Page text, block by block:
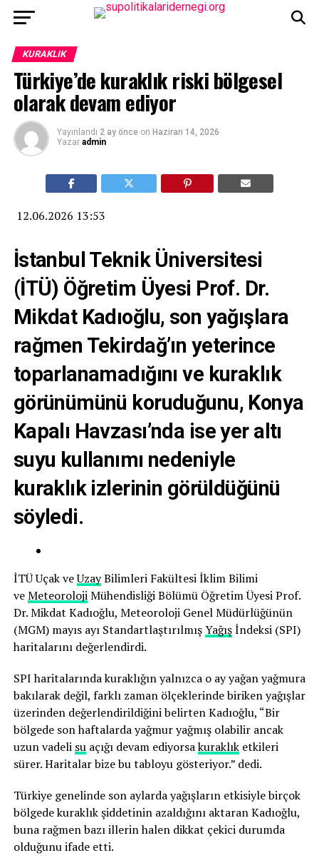
KURAKLIK
Türkiye’de kuraklık riski bölgesel
olarak devam ediyor
Yayınlandı 2 ay önce on Haziran 14, 2026
Yazar admin
12.06.2026 13:53
İstanbul Teknik Üniversitesi
(İTÜ) Öğretim Üyesi Prof. Dr.
Mikdat Kadıoğlu, son yağışlara
rağmen Tekirdağ’ın yeterince
toparlanamadığını ve kuraklık
görünümünü koruduğunu, Konya
Kapalı Havzası’nda ise yer altı
suyu kullanımı nedeniyle
kuraklık izlerinin görüldüğünü
söyledi.
İTÜ Uçak veUzayBilimleri Fakültesi İklim Bilimi
veMeteorolojiMühendisliği Bölümü Öğretim Üyesi Prof.
Dr. Mikdat Kadıoğlu, Meteoroloji Genel Müdürlüğünün
(MGM) mayıs ayı StandartlaştırılmışYağışİndeksi (SPI)
haritalarını değerlendirdi.
SPI haritalarında kuraklığın yalnızca o ay yağan yağmura
bakılarak değil, farklı zaman ölçeklerinde biriken yağışlar
üzerinden değerlendirildiğini belirten Kadıoğlu, “Bir
bölgede son haftalarda yağmur yağmış olabilir ancak
uzun vadeli suaçığı devam ediyorsakuraklıketkileri
sürer. Haritalar bize bu tabloyu gösteriyor.” dedi.
Türkiye genelinde son aylarda yağışların etkisiyle birçok
bölgede kuraklık şiddetinin azaldığını aktaran Kadıoğlu,
buna rağmen bazı illerin halen dikkat çekici durumda
olduğunu ifade etti.